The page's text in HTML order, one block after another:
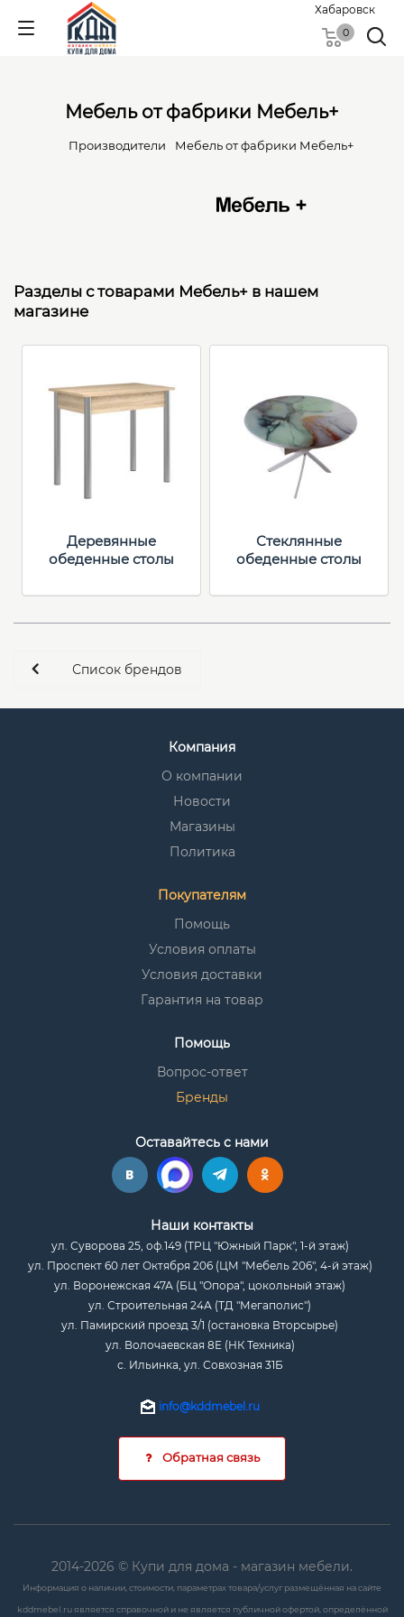
Хабаровск
0
Мебель от фабрики Мебель+
Производители Мебель от фабрики Мебель+
Разделы с товарами Мебель+ в нашем
магазине
Деревянные
обеденные столы
Стеклянные
обеденные столы
Список брендов
Компания
О компании
Новости
Магазины
Политика
Покупателям
Помощь
Условия оплаты
Условия доставки
Гарантия на товар
Помощь
Вопрос-ответ
Бренды
Оставайтесь с нами
Наши контакты
ул. Суворова 25, оф.149 (ТРЦ "Южный Парк", 1-й этаж)
ул. Проспект 60 лет Октября 206 (ЦМ "Мебель 206", 4-й этаж)
ул. Воронежская 47А (БЦ "Опора", цокольный этаж)
ул. Строительная 24А (ТД "Мегаполис")
ул. Памирский проезд 3/1 (остановка Вторсырье)
ул. Волочаевская 8Е (НК Техника)
с. Ильинка, ул. Совхозная 31Б
info@kddmebel.ru
Обратная связь
2014-2026 © Купи для дома - магазин мебели.
Информация о наличии, стоимости, параметрах товара/услуг размещённая на сайте
kddmebel.ru является справочной и не является публичной офертой, определённой